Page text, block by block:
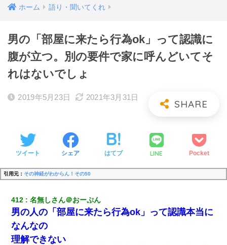
ホーム 語り・聞いてくれ
男の「部屋に来たら行為ok」って認識に
腹が立つ。別の要件で家に呼んどいてそ
れはないでしょ
2019年5月23日 2021年3月31日
ツイート シェア はてブ LINE Pocket
引用元： その神経がわからん！その50
412 名無しさん＠おーぷん
男の人の「部屋に来たら行為ok」って認識本当に
なんなの
理解できない